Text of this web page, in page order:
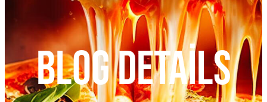
BLOG DETAILS